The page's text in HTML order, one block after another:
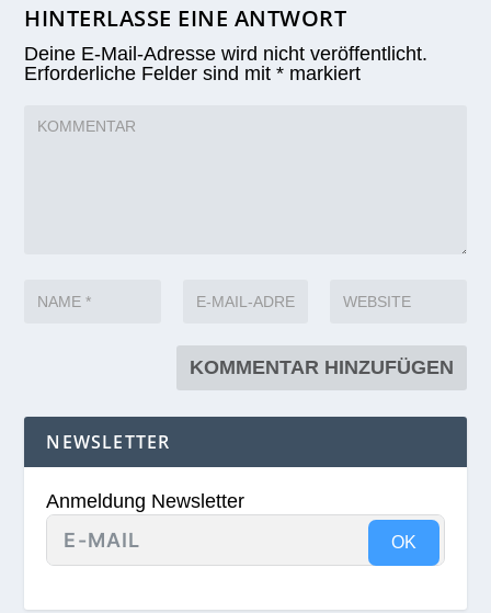
HINTERLASSE EINE ANTWORT
Deine E-Mail-Adresse wird nicht veröffentlicht.
Erforderliche Felder sind mit* markiert
NEWSLETTER
Anmeldung Newsletter
OK